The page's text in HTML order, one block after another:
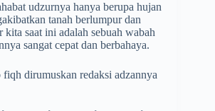
udzurnya hanya berupa hujan
tanah berlumpur dan
kita saat ini adalah sebuah wabah
sangat cepat dan berbahaya.
dirumuskan redaksi adzannya